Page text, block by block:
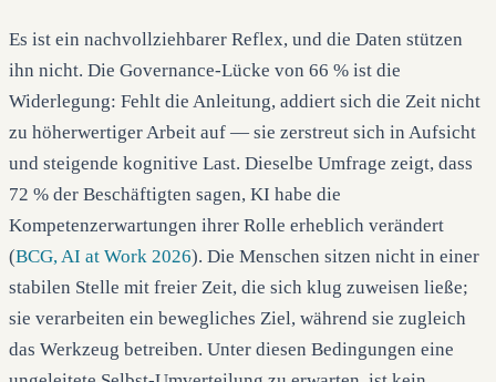
Es ist ein nachvollziehbarer Reflex, und die Daten stützen
ihn nicht. Die Governance-Lücke von 66 % ist die
Widerlegung: Fehlt die Anleitung, addiert sich die Zeit nicht
zu höherwertiger Arbeit auf — sie zerstreut sich in Aufsicht
und steigende kognitive Last. Dieselbe Umfrage zeigt, dass
72 % der Beschäftigten sagen, KI habe die
Kompetenzerwartungen ihrer Rolle erheblich verändert
(BCG, AI at Work 2026). Die Menschen sitzen nicht in einer
stabilen Stelle mit freier Zeit, die sich klug zuweisen ließe;
sie verarbeiten ein bewegliches Ziel, während sie zugleich
das Werkzeug betreiben. Unter diesen Bedingungen eine